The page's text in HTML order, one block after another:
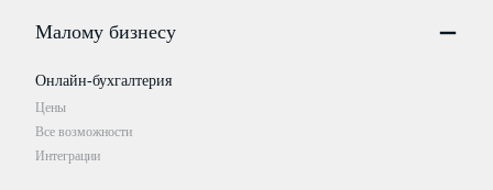
Малому бизнесу
Онлайн-бухгалтерия
Цены
Все возможности
Интеграции